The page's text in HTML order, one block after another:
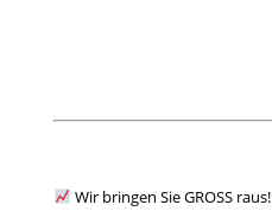
Wir bringen Sie GROSS raus!